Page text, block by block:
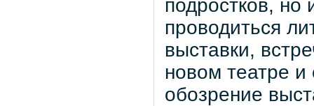
подростков, но
проводиться
выставки,
новом театре
обозрение